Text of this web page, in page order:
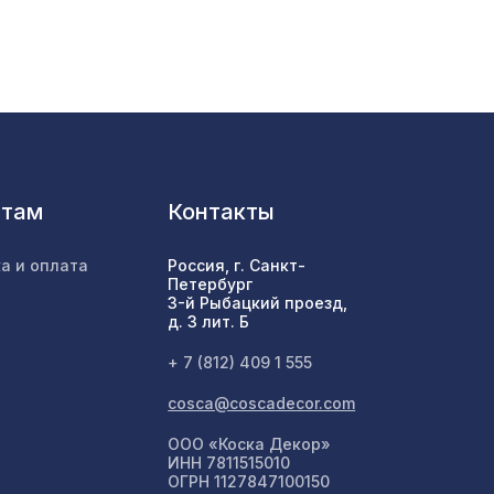
7043 ₽
и оплата
Контакты
Россия, г. Санкт-
Петербург
3-й Рыбацкий проезд,
д. 3 лит. Б
+ 7 (812) 409 1 555
cosca@coscadecor.com
ООО «Коска Декор»
ИНН 7811515010
ОГРН 1127847100150